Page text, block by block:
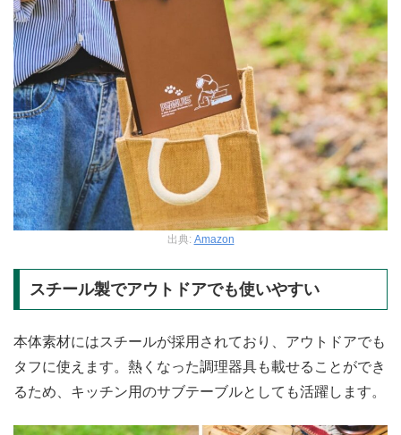
出典: Amazon
スチール製でアウトドアでも使いやすい
本体素材にはスチールが採用されており、アウトドアでも
タフに使えます。熱くなった調理器具も載せることができ
るため、キッチン用のサブテーブルとしても活躍します。